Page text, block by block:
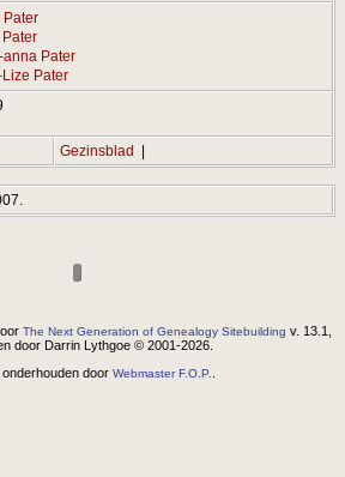
Pater
anna Pater
Pater
Gezinsblad |
The Next Generation of Genealogy Sitebuilding v. 13.1,
door Darrin Lythgoe © 2001-2026.
door Webmaster F.O.P.